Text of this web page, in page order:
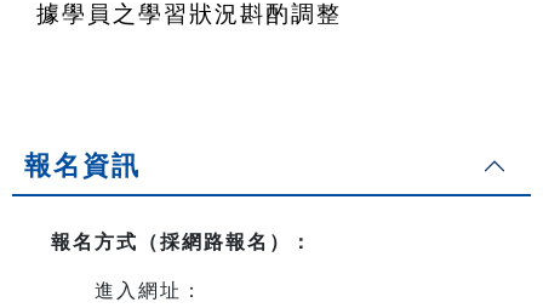
據學員之學習狀況斟酌調整
報名資訊
報名方式（採網路報名） ：
進入網址：